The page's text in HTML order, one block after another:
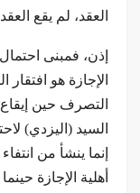
العقد، لم يقع
إذن، فمبنى
الإجازة هو افتقار
التصرف حين
السيد (اليزدي)
إنما ينشأ من
أهلية الإجازة